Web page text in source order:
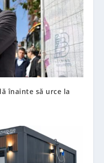
înainte să urce la